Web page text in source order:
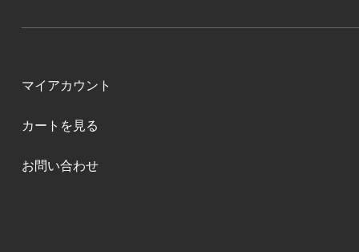
マイアカウント
カートを見る
お問い合わせ